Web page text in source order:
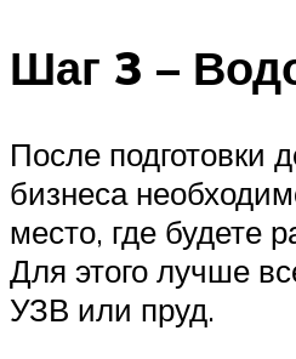
Шаг 3 –
После подготовки
бизнеса
место, где будете
Для этого лучше
УЗВ или пруд.